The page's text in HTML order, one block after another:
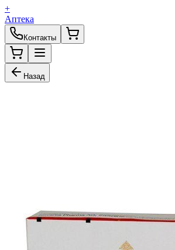
+
Аптека
Контакты
Назад